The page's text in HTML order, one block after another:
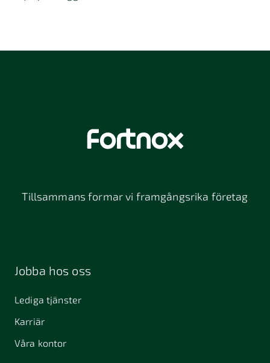
Tillsammans formar vi framgångsrika företag
Jobba hos oss
Lediga tjänster
Karriär
Våra kontor